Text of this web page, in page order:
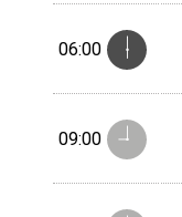
06:00
09:00